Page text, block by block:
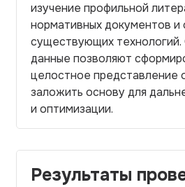
изучение профильной
нормативных документов и
существующих
данные позволяют
целостное представление
заложить основу для
и оптимизации.
Результаты